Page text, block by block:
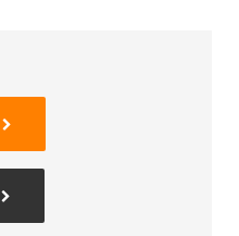
De auto’s worden
gedemonteerd.
en kunnen
door het bedrijf
Je kunt bij
onderdelen, het